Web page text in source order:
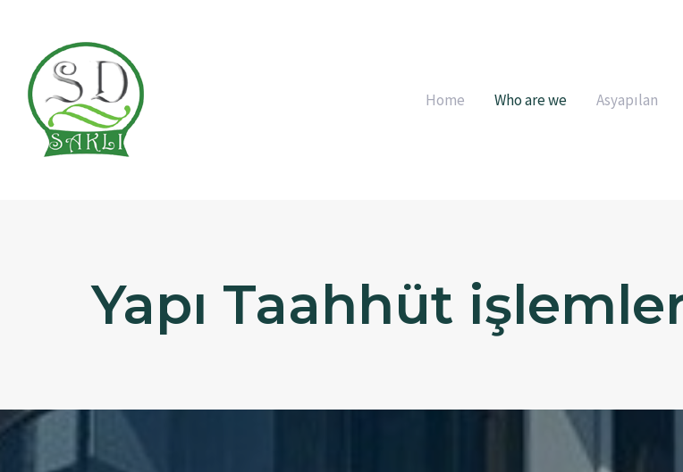
Home Who are we Asyapılan
Yapı Taahhüt